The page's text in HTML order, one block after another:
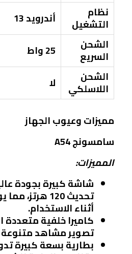
نظام
التشغيل أندرويد 13
الشحن
السريع 25 واط
الشحن
اللاسلكي لا
مميزات وعيوب الجهاز
سامسونج A54
المميزات:
شاشة كبيرة بجودة
تحديث 120
أثناء الاستخدام.
كاميرا خلفية متعددة
تصوير مشاهد متنوعة
بطارية بسعة كبيرة